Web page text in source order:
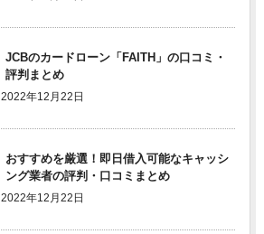
JCBのカードローン「FAITH」の口コミ・
評判まとめ
2022年12月22日
おすすめを厳選！即日借入可能なキャッシ
ング業者の評判・口コミまとめ
2022年12月22日